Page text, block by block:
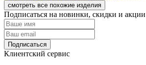
смотреть все похожие изделия
Подписаться на новинки, скидки и акции
Подписаться
Клиентский сервис